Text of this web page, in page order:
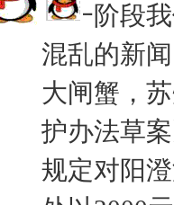
前一阶段
混乱的新
大闸蟹，
护办法草
规定对阳